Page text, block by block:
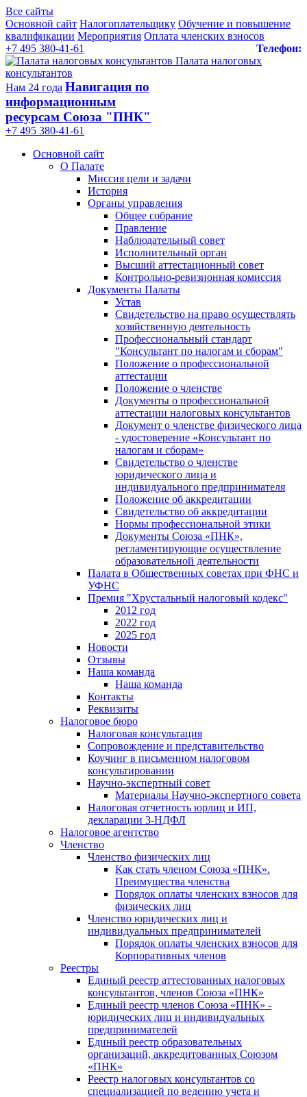
Все сайты
Основной сайт Налогоплательщику Обучение и повышение
квалификации Мероприятия Оплата членских взносов
Телефон:
+7 495 380-41-61
Палата налоговых
консультантов
Нам 24 года Навигация по
информационным
ресурсам Союза "ПНК"
+7 495 380‑41‑61
Основной сайт
О Палате
Миссия цели и задачи
История
Органы управления
Общее собрание
Правление
Наблюдательный совет
Исполнительный орган
Высший аттестационный совет
Контрольно-ревизионная комиссия
Документы Палаты
Устав
Свидетельство на право осуществлять
хозяйственную деятельность
Профессиональный стандарт
"Консультант по налогам и сборам"
Положение о профессиональной
аттестации
Положение о членстве
Документы о профессиональной
аттестации налоговых консультантов
Документ о членстве физического лица
- удостоверение «Консультант по
налогам и сборам»
Свидетельство о членстве
юридического лица и
индивидуального предпринимателя
Положение об аккредитации
Свидетельство об аккредитации
Нормы профессиональной этики
Документы Союза «ПНК»,
регламентирующие осуществление
образовательной деятельности
Палата в Общественных советах при ФНС и
УФНС
Премия "Хрустальный налоговый кодекс"
2012 год
2022 год
2025 год
Новости
Отзывы
Наша команда
Наша команда
Контакты
Реквизиты
Налоговое бюро
Налоговая консультация
Cопровождение и представительство
Коучинг в письменном налоговом
консультировании
Научно-экспертный совет
Материалы Научно-экспертного совета
Налоговая отчетность юрлиц и ИП,
декларации 3-НДФЛ
Налоговое агентство
Членство
Членство физических лиц
Как стать членом Союза «ПНК».
Преимущества членства
Порядок оплаты членских взносов для
физических лиц
Членство юридических лиц и
индивидуальных предпринимателей
Порядок оплаты членских взносов для
Корпоративных членов
Реестры
Единый реестр аттестованных налоговых
консультантов, членов Союза «ПНК»
Единый реестр членов Союза «ПНК» -
юридических лиц и индивидуальных
предпринимателей
Единый реестр образовательных
организаций, аккредитованных Союзом
«ПНК»
Реестр налоговых консультантов со
специализацией по ведению учета и